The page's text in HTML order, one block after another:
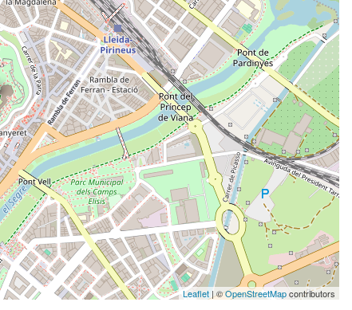
Leaflet| ©OpenStreetMapcontributors